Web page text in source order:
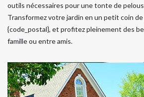
outils nécessaires pour une tonte de
Transformez votre jardin en un petit coin de
{code_postal}, et profitez pleinement des
famille ou entre amis.